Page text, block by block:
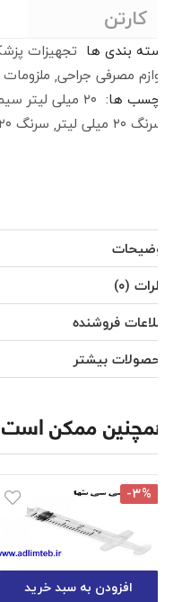
کارتن
دسته بندی هاتجهیزات پزشکی
لوازم مصرفی جراحی ملزومات
برچسب ها:۲۰ میلی لیتر سیما
سرنگ ۲۰ میلی لیتر
سرنگ ۲۰ میلی لیتر سیما
توضیحات
نظرات (۰)
اطلاعات فروشنده
محصولات بیشتر
همچنین ممکن
افزودن به سبد خرید
-۳%